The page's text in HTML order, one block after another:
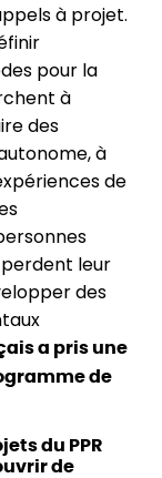
à projet.
pour la
à
des
à
de
leur
des
a pris une
de
du PPR
de